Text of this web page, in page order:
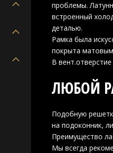
проблемы.
встроенный
деталью.
Рамка была
покрыта
В
ЛЮБОЙ
Подобную
на подоконник,
Преимущество
Мы всегда